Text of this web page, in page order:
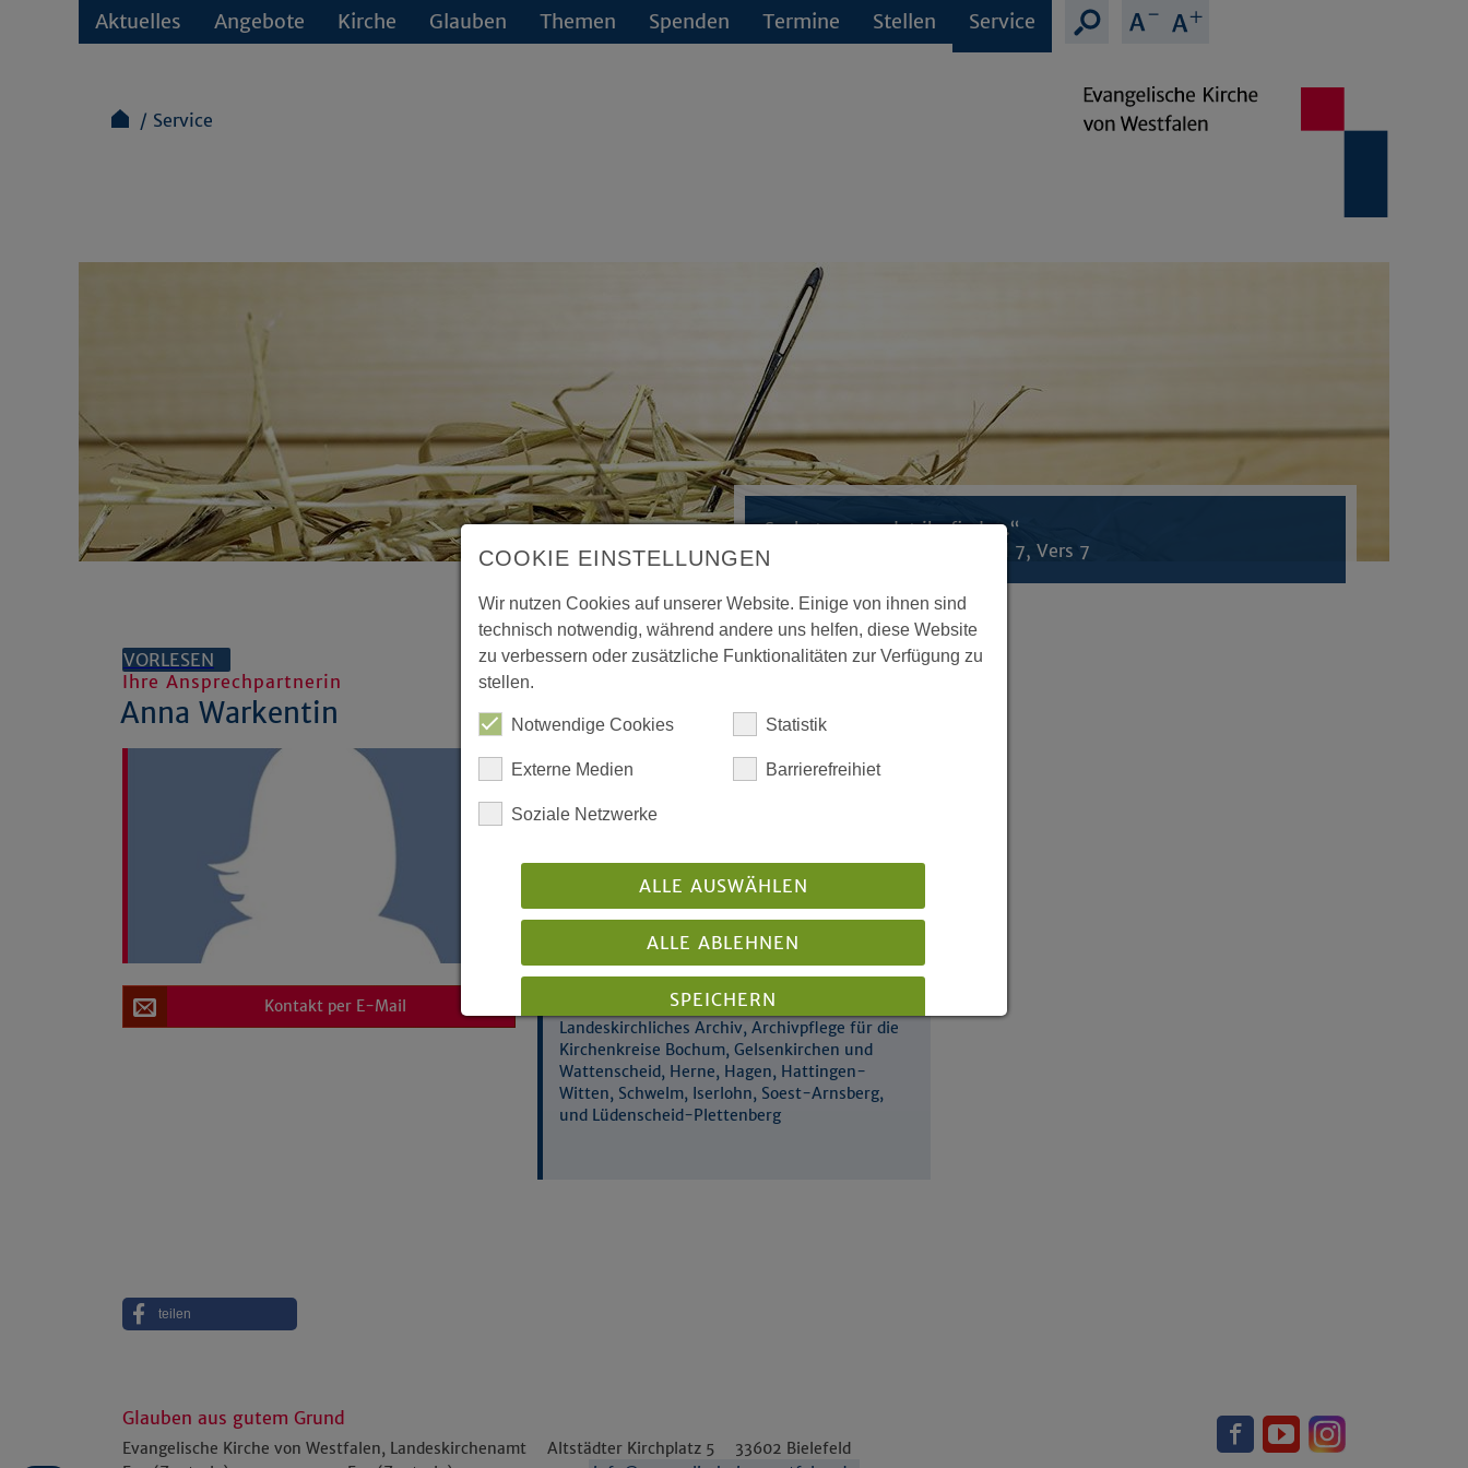
Aktuelles Angebote Kirche Glauben Themen Spenden Termine Stellen Service
Service
„Suchet, so werdet ihr finden.“
Matthäusevangelium, Kapitel 7, Vers 7
VORLESEN
Ihre Ansprechpartnerin
Anna Warkentin
Kontakt per E-Mail
Anna Warkentin
33617 Bielefeld
Telefon: 0521 594-315
anna.warkentin@ekvw.de
Landeskirchliches Archiv, Archivpflege für die
Kirchenkreise Bochum, Gelsenkirchen und
Wattenscheid, Herne, Hagen, Hattingen-
Witten, Schwelm, Iserlohn, Soest-Arnsberg,
und Lüdenscheid-Plettenberg
teilen
Glauben aus gutem Grund
Evangelische Kirche von Westfalen, Landeskirchenamt Altstädter Kirchplatz 5 33602 Bielefeld
COOKIE EINSTELLUNGEN
Wir nutzen Cookies auf unserer Website. Einige von ihnen sind
technisch notwendig, während andere uns helfen, diese Website
zu verbessern oder zusätzliche Funktionalitäten zur Verfügung zu
stellen.
Notwendige Cookies Statistik
Externe Medien Barrierefreihiet
Soziale Netzwerke
ALLE AUSWÄHLEN
ALLE ABLEHNEN
SPEICHERN
Details anzeigen
Impressum|Datenschutz